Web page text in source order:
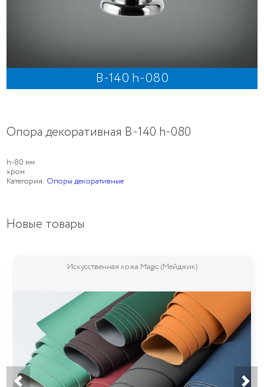
B-140 h-080
Опора декоративная B-140 h-080
h-80 мм
хром
Категория: Опоры декоративные
Новые товары
Искусственная кожа Magic (Мейджик)